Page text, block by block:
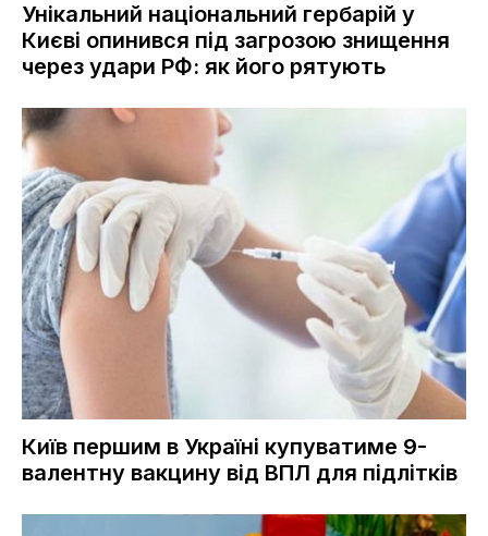
Унікальний національний гербарій у
Києві опинився під загрозою знищення
через удари РФ: як його рятують
Київ першим в Україні купуватиме 9-
валентну вакцину від ВПЛ для підлітків